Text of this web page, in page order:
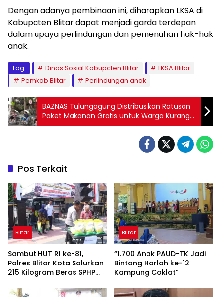
Dengan adanya pembinaan ini, diharapkan LKSA di
Kabupaten Blitar dapat menjadi garda terdepan
dalam upaya perlindungan dan pemenuhan hak-hak
anak.
Tag: Dinas Sosial Kabupaten Blitar
LKSA Blitar
Pemkab Blitar
Perlindungan anak
BAZNAS Tulungagung Distribusikan Ratusan
Paket Makanan Gratis untuk Warga Kurang
Mampu
Pos Terkait
Blitar
Sambut HUT RI ke-81,
Polres Blitar Kota Salurkan
215 Kilogram Beras SPHP
Murah
Blitar
“1.700 Anak PAUD-TK Jadi
Bintang Harlah ke-12
Kampung Coklat”